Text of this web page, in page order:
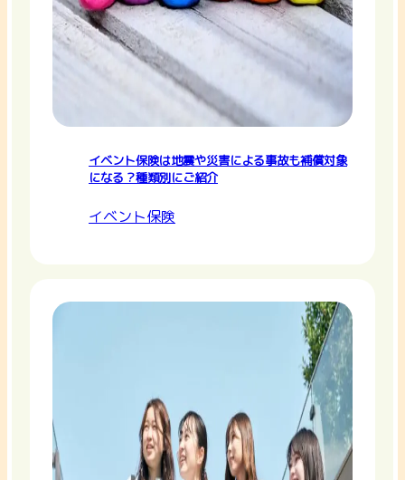
イベント保険は地震や災害による事故も補償対象
になる？種類別にご紹介
イベント保険